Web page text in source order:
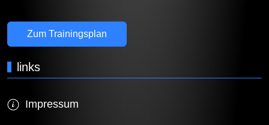
Zum Trainingsplan
links
Impressum